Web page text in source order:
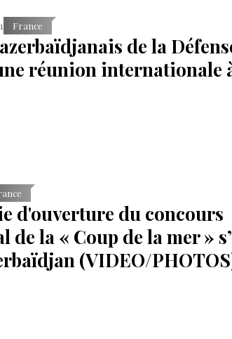
France
de la
réunion internationale
d'ouverture du concours
la « Coup de la mer »
(VIDEO/